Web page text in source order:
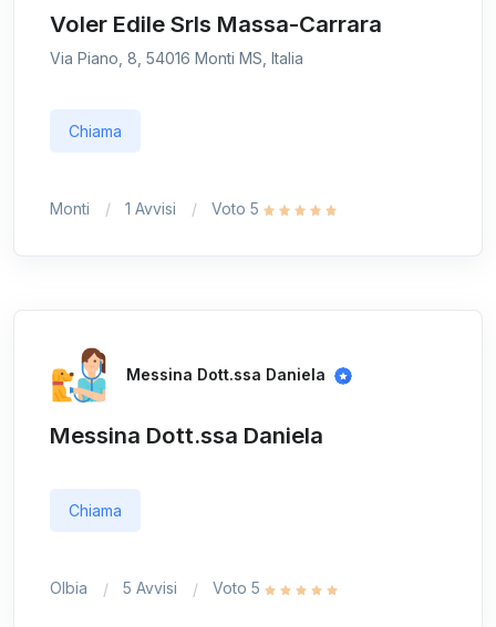
Voler Edile Srls Massa-Carrara
Via Piano, 8, 54016 Monti MS, Italia
Chiama
Monti 1 Avvisi Voto 5
Messina Dott.ssa Daniela
Messina Dott.ssa Daniela
Chiama
Olbia 5 Avvisi Voto 5